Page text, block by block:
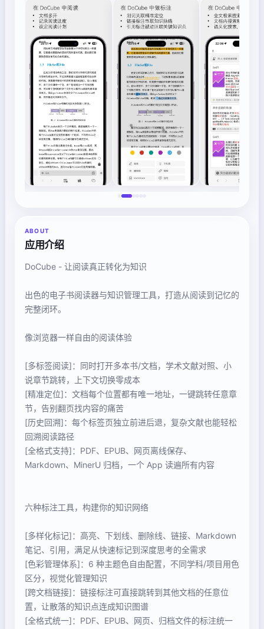
ABOUT
应用介绍
DoCube - 让阅读真正转化为知识
出色的电子书阅读器与知识管理工具，打造从阅读到记忆的
完整闭环。
像浏览器一样自由的阅读体验
[多标签阅读]：同时打开多本书/文档，学术文献对照、小
说章节跳转，上下文切换零成本
[精准定位]：文档每个位置都有唯一地址，一键跳转任意章
节，告别翻页找内容的痛苦
[历史回溯]：每个标签页独立前进后退，复杂文献也能轻松
回溯阅读路径
[全格式支持]：PDF、EPUB、网页离线保存、
Markdown、MinerU 归档，一个 App 读遍所有内容
六种标注工具，构建你的知识网络
[多样化标记]：高亮、下划线、删除线、链接、Markdown
笔记、引用，满足从快速标记到深度思考的全需求
[色彩管理体系]：6 种主题色自由配置，不同学科/项目用色
区分，视觉化管理知识
[跨文档链接]：链接标注可直接跳转到其他文档的任意位
置，让散落的知识点连成知识图谱
[全格式统一]：PDF、EPUB、网页、归档文件的标注统一